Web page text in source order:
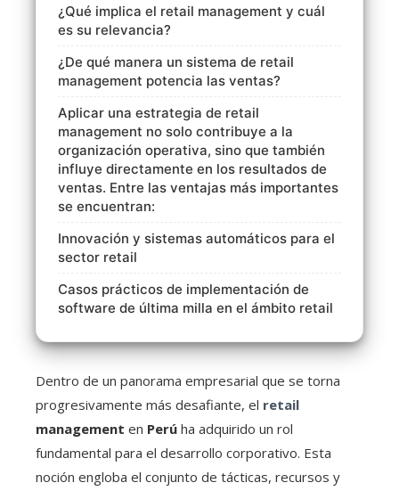
¿Qué implica el retail management y cuál
es su relevancia?
¿De qué manera un sistema de retail
management potencia las ventas?
Aplicar una estrategia de retail
management no solo contribuye a la
organización operativa, sino que también
influye directamente en los resultados de
ventas. Entre las ventajas más importantes
se encuentran:
Innovación y sistemas automáticos para el
sector retail
Casos prácticos de implementación de
software de última milla en el ámbito retail
Dentro de un panorama empresarial que se torna
progresivamente más desafiante, el retail
management en Perú ha adquirido un rol
fundamental para el desarrollo corporativo. Esta
noción engloba el conjunto de tácticas, recursos y